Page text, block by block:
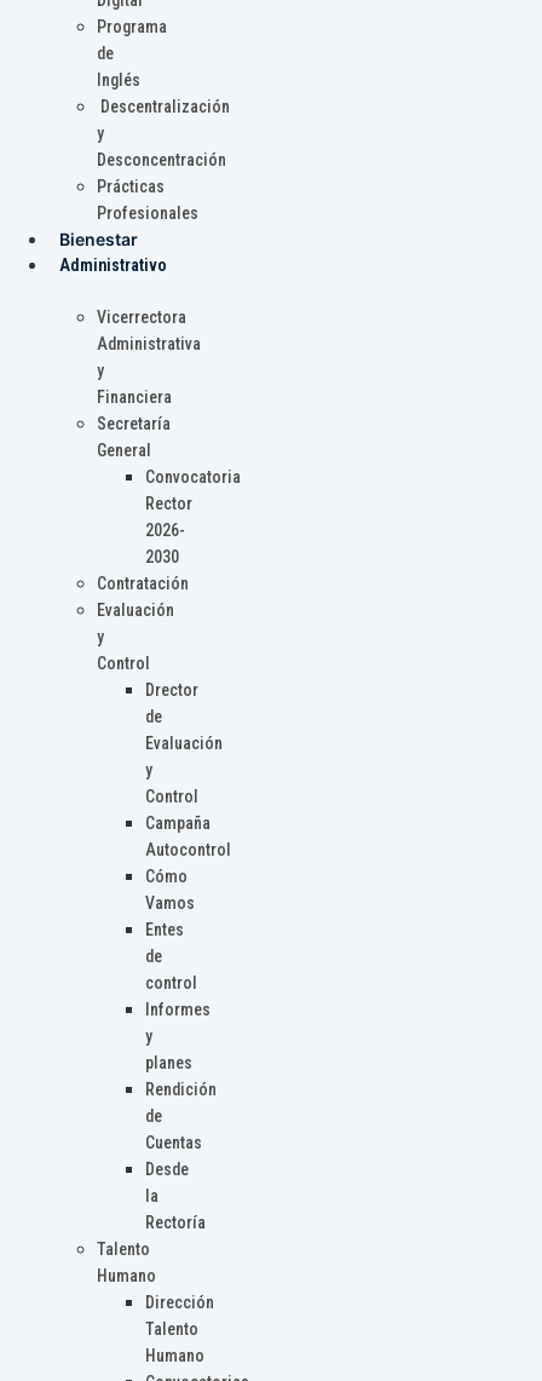
Programa
de
Inglés
Descentralización
y
Desconcentración
Prácticas
Profesionales
Bienestar
Administrativo
Vicerrectora
Administrativa
y
Financiera
Secretaría
General
Convocatoria
Rector
2026-
2030
Contratación
Evaluación
y
Control
Drector
de
Evaluación
y
Control
Campaña
Autocontrol
Cómo
Vamos
Entes
de
control
Informes
y
planes
Rendición
de
Cuentas
Desde
la
Rectoría
Talento
Humano
Dirección
Talento
Humano